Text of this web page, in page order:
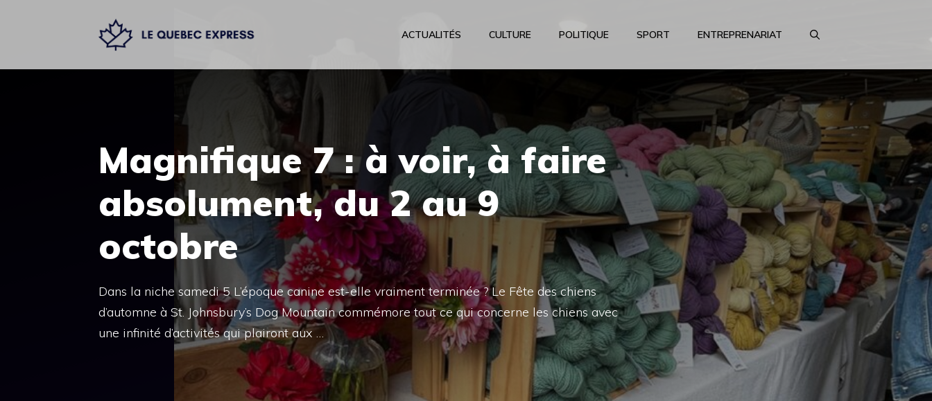
ACTUALITÉS CULTURE POLITIQUE SPORT ENTREPRENARIAT
Magnifique 7 : à voir, à faire
absolument, du 2 au 9
octobre
Dans la niche samedi 5 L’époque canine est-elle vraiment terminée ? Le Fête des chiens
d’automne à St. Johnsbury’s Dog Mountain commémore tout ce qui concerne les chiens avec
une infinité d’activités qui plairont aux …